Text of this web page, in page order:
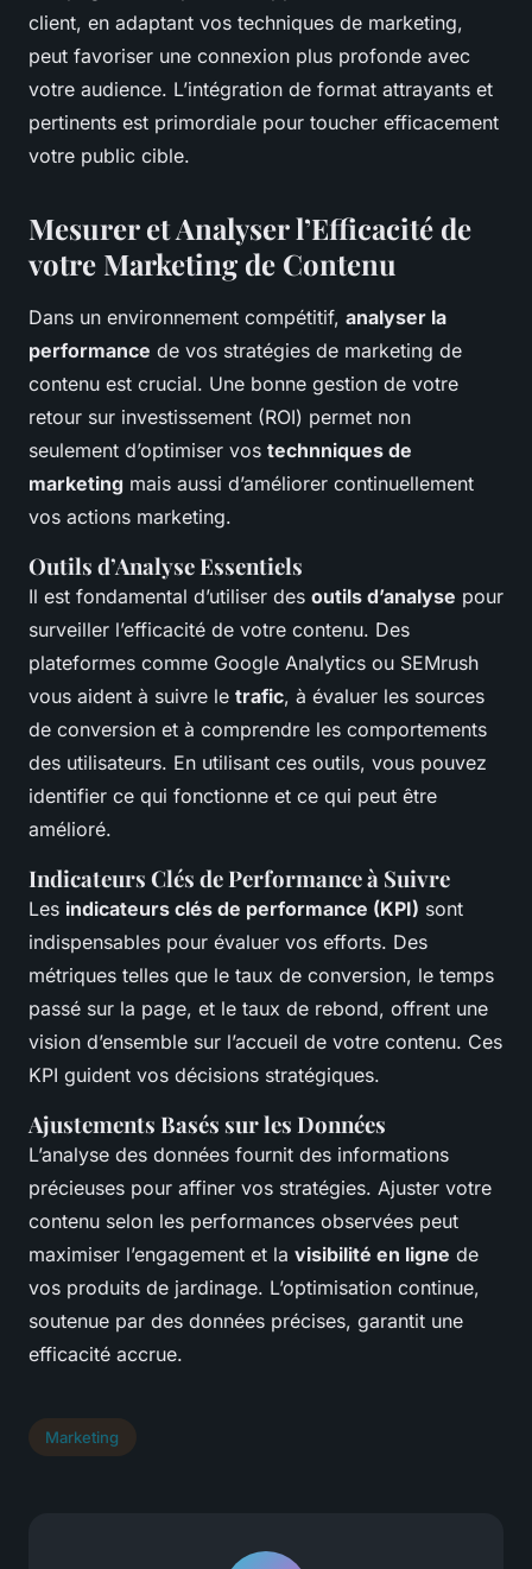
client, en adaptant vos techniques de marketing,
peut favoriser une connexion plus profonde avec
votre audience. L’intégration de format attrayants et
pertinents est primordiale pour toucher efficacement
votre public cible.
Mesurer et Analyser l’Efficacité de
votre Marketing de Contenu
Dans un environnement compétitif, analyser la
performance de vos stratégies de marketing de
contenu est crucial. Une bonne gestion de votre
retour sur investissement (ROI) permet non
seulement d’optimiser vos technniques de
marketing mais aussi d’améliorer continuellement
vos actions marketing.
Outils d’Analyse Essentiels
Il est fondamental d’utiliser des outils d’analyse pour
surveiller l’efficacité de votre contenu. Des
plateformes comme Google Analytics ou SEMrush
vous aident à suivre le trafic, à évaluer les sources
de conversion et à comprendre les comportements
des utilisateurs. En utilisant ces outils, vous pouvez
identifier ce qui fonctionne et ce qui peut être
amélioré.
Indicateurs Clés de Performance à Suivre
Les indicateurs clés de performance (KPI) sont
indispensables pour évaluer vos efforts. Des
métriques telles que le taux de conversion, le temps
passé sur la page, et le taux de rebond, offrent une
vision d’ensemble sur l’accueil de votre contenu. Ces
KPI guident vos décisions stratégiques.
Ajustements Basés sur les Données
L’analyse des données fournit des informations
précieuses pour affiner vos stratégies. Ajuster votre
contenu selon les performances observées peut
maximiser l’engagement et la visibilité en ligne de
vos produits de jardinage. L’optimisation continue,
soutenue par des données précises, garantit une
efficacité accrue.
Marketing